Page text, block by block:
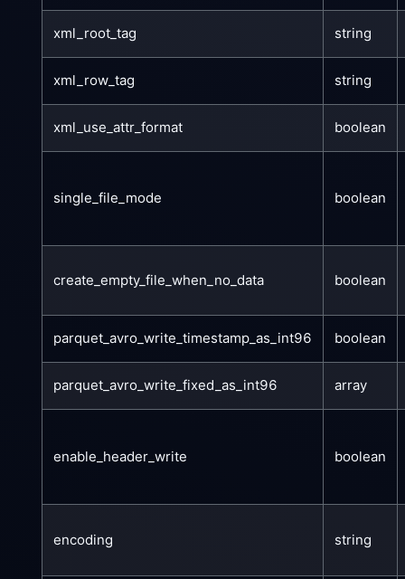
xml_root_tag string
xml_row_tag string
xml_use_attr_format boolean
single_file_mode boolean
create_empty_file_when_no_data boolean
parquet_avro_write_timestamp_as_int96 boolean
parquet_avro_write_fixed_as_int96 array
enable_header_write boolean
encoding string